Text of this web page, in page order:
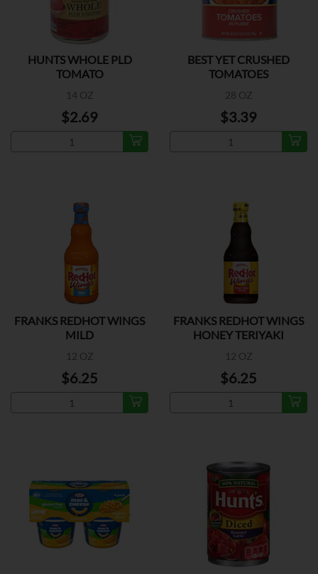
HUNTS WHOLE PLD
TOMATO
14 OZ
$2.69
BEST YET CRUSHED
TOMATOES
28 OZ
$3.39
FRANKS REDHOT WINGS
MILD
12 OZ
$6.25
FRANKS REDHOT WINGS
HONEY TERIYAKI
12 OZ
$6.25